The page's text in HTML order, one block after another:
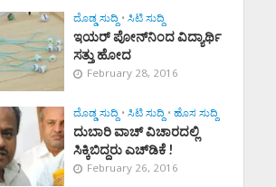
ದೊಡ್ಡ ಸುದ್ದಿ • ಸಿಟಿ ಸುದ್ದಿ
ಇಯರ್ ಪೋನ್‌ನಿಂದ ವಿದ್ಯಾರ್ಥಿ
ಸತ್ತು ಹೋದ
February 28, 2016
ದೊಡ್ಡ ಸುದ್ದಿ • ಸಿಟಿ ಸುದ್ದಿ • ಹೊಸ ಸುದ್ದಿ
ದುಬಾರಿ ವಾಚ್ ವಿಚಾರದಲ್ಲಿ
ಸಿಕ್ಕಿಬಿದ್ದರು ಎಚ್‌ಡಿಕೆ !
February 26, 2016